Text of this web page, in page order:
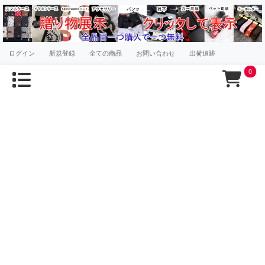
ログイン 新規登録 全ての商品 お問い合わせ 出荷追跡
0